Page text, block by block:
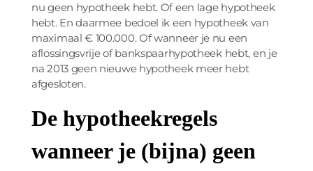
nu geen hypotheek hebt. Of een lage hypotheek
hebt. En daarmee bedoel ik een hypotheek van
maximaal € 100.000. Of wanneer je nu een
aflossingsvrije of bankspaarhypotheek hebt, en je
na 2013 geen nieuwe hypotheek meer hebt
afgesloten.
De hypotheekregels
wanneer je (bijna) geen